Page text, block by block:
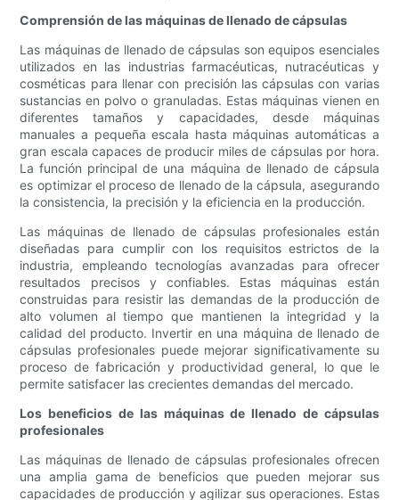
Comprensión de las máquinas de llenado de cápsulas
Las máquinas de llenado de cápsulas son equipos esenciales
utilizados en las industrias farmacéuticas, nutracéuticas y
cosméticas para llenar con precisión las cápsulas con varias
sustancias en polvo o granuladas. Estas máquinas vienen en
diferentes tamaños y capacidades, desde máquinas
manuales a pequeña escala hasta máquinas automáticas a
gran escala capaces de producir miles de cápsulas por hora.
La función principal de una máquina de llenado de cápsula
es optimizar el proceso de llenado de la cápsula, asegurando
la consistencia, la precisión y la eficiencia en la producción.
Las máquinas de llenado de cápsulas profesionales están
diseñadas para cumplir con los requisitos estrictos de la
industria, empleando tecnologías avanzadas para ofrecer
resultados precisos y confiables. Estas máquinas están
construidas para resistir las demandas de la producción de
alto volumen al tiempo que mantienen la integridad y la
calidad del producto. Invertir en una máquina de llenado de
cápsulas profesionales puede mejorar significativamente su
proceso de fabricación y productividad general, lo que le
permite satisfacer las crecientes demandas del mercado.
Los beneficios de las máquinas de llenado de cápsulas
profesionales
Las máquinas de llenado de cápsulas profesionales ofrecen
una amplia gama de beneficios que pueden mejorar sus
capacidades de producción y agilizar sus operaciones. Estas